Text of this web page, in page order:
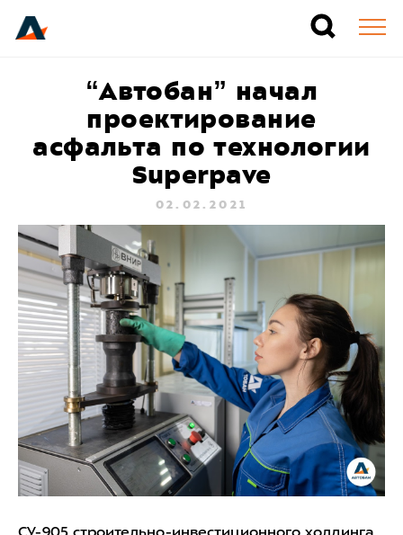
“Автобан” начал
проектирование
асфальта по технологии
Superpave
02.02.2021